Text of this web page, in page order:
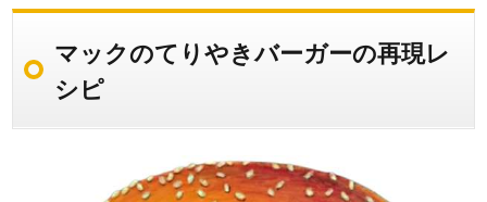
マックのてりやきバーガーの再現レ
シピ